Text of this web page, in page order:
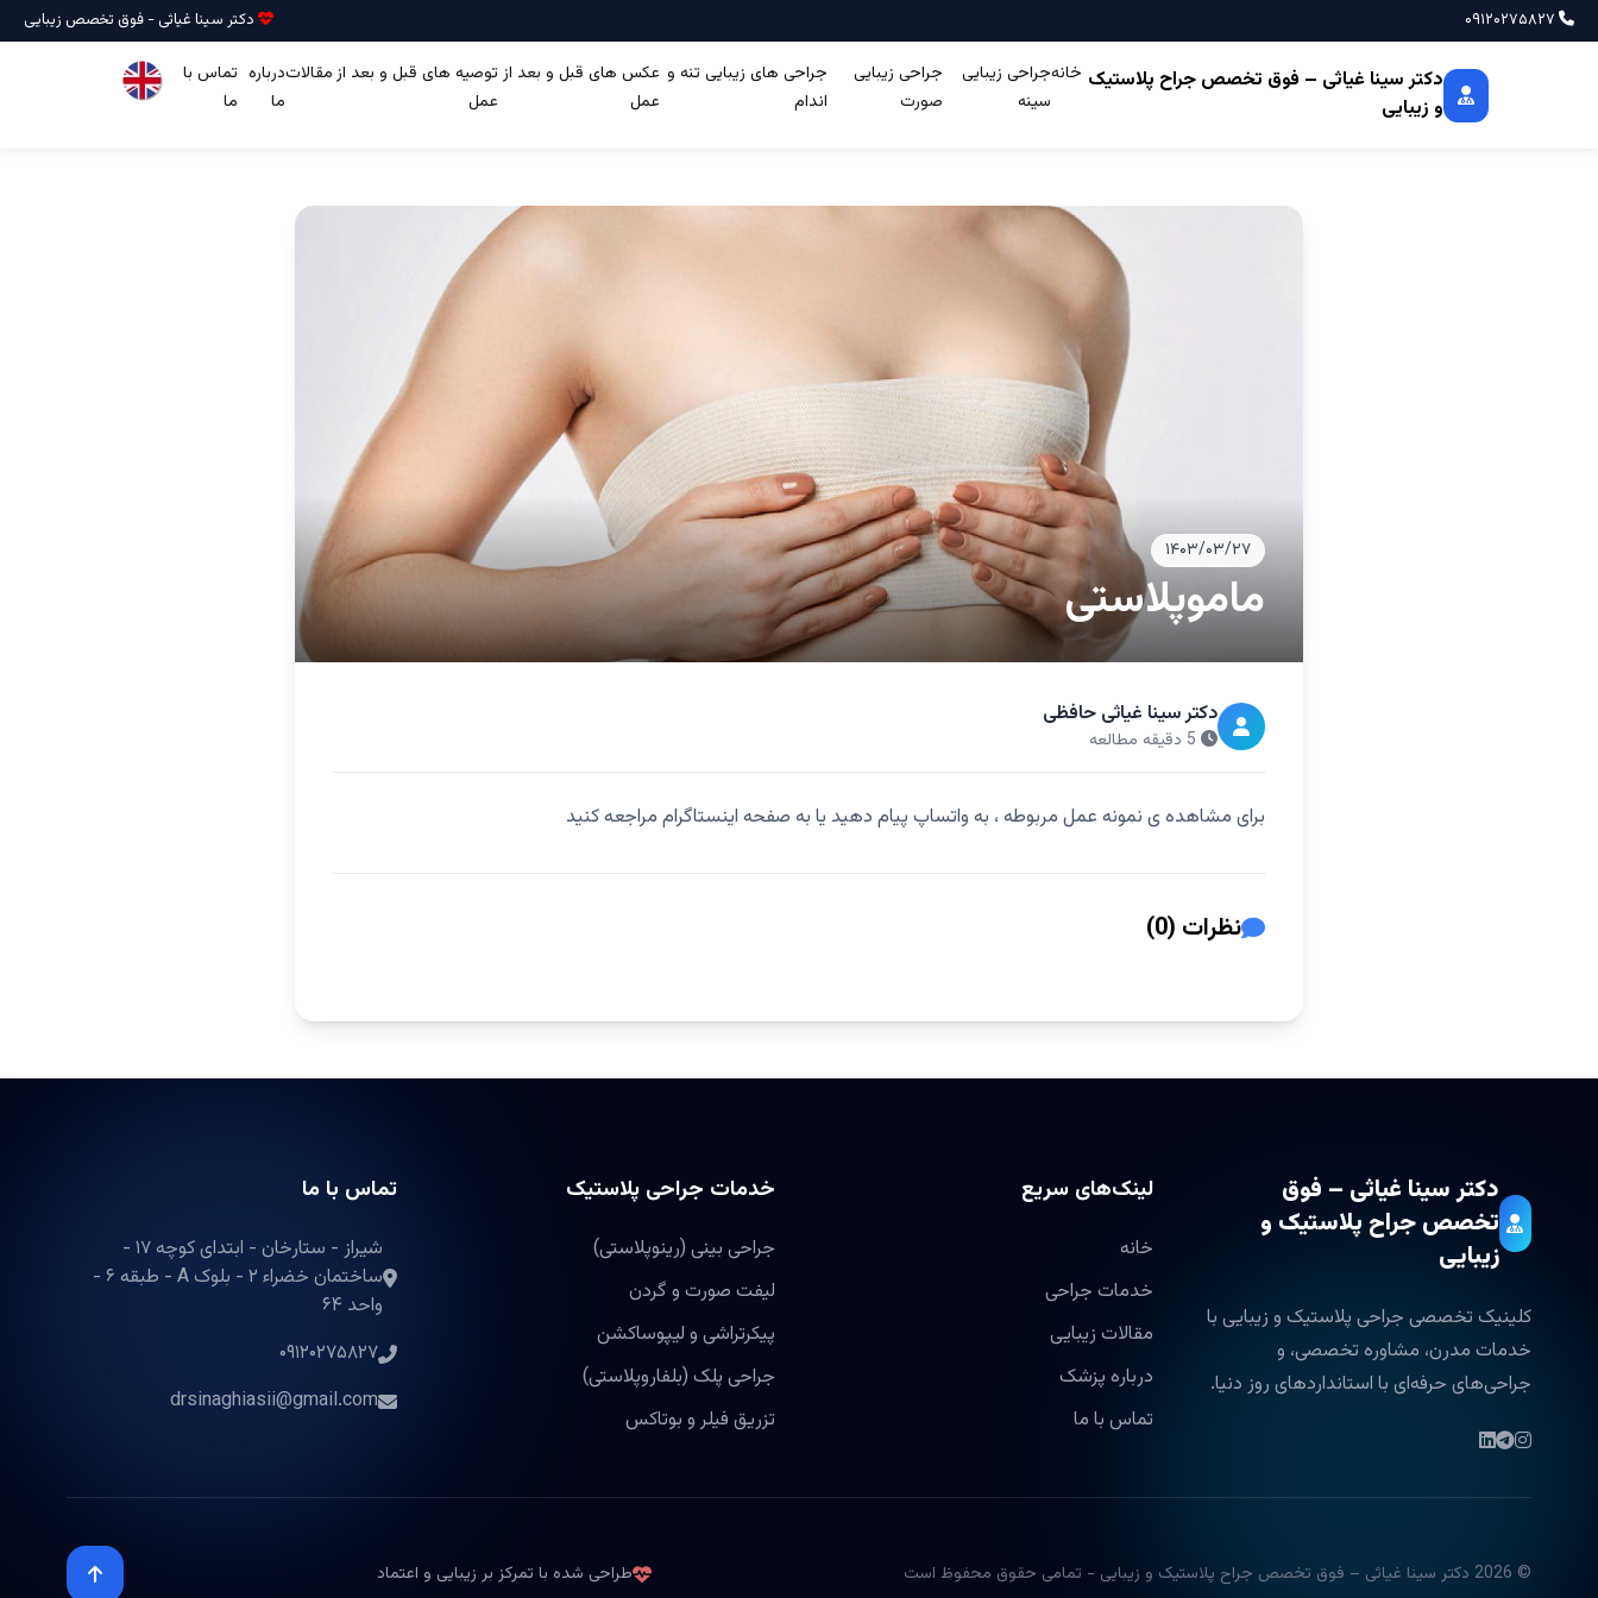
دکتر سینا غیاثی - فوق تخصص زیبایی
دکتر سینا غیاثی – فوق تخصص جراح پلاستیک
و زیبایی
خانهجراحی زیبایی
سینه
جراحی زیبایی
صورت
جراحی های زیبایی تنه و
اندام
عکس های قبل و بعد از
عمل
توصیه های قبل و بعد از
عمل
مقالاتدرباره
ما
تماس با
ما
۱۴۰۳/۰۳/۲۷
ماموپلاستی
دکتر سینا غیاثی حافظی
برای مشاهده ی نمونه عمل مربوطه ، به واتساپ پیام دهید یا به صفحه اینستاگرام مراجعه کنید
نظرات (0)
دکتر سینا غیاثی – فوق
تخصص جراح پلاستیک و
زیبایی
کلینیک تخصصی جراحی پلاستیک و زیبایی با
خدمات مدرن، مشاوره تخصصی، و
جراحی‌های حرفه‌ای با استانداردهای روز دنیا.
لینک‌های سریع
خانه
خدمات جراحی
مقالات زیبایی
درباره پزشک
تماس با ما
خدمات جراحی پلاستیک
جراحی بینی (رینوپلاستی)
لیفت صورت و گردن
پیکرتراشی و لیپوساکشن
جراحی پلک (بلفاروپلاستی)
تزریق فیلر و بوتاکس
تماس با ما
شیراز - ستارخان - ابتدای کوچه ۱۷ -
ساختمان خضراء ۲ - بلوک A - طبقه ۶ -
واحد ۶۴
۰۹۱۲۰۲۷۵۸۲۷
drsinaghiasii@gmail.com
© 2026 دکتر سینا غیاثی – فوق تخصص جراح پلاستیک و زیبایی - تمامی حقوق محفوظ است طراحی شده با تمرکز بر زیبایی و اعتماد